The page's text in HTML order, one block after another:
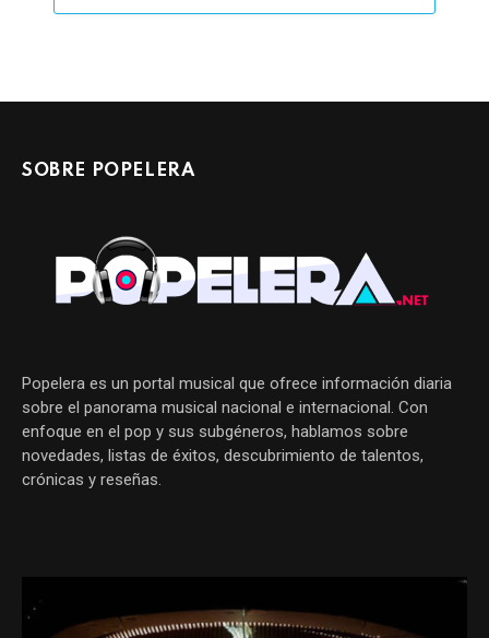
SOBRE POPELERA
Popelera es un portal musical que ofrece información diaria
sobre el panorama musical nacional e internacional. Con
enfoque en el pop y sus subgéneros, hablamos sobre
novedades, listas de éxitos, descubrimiento de talentos,
crónicas y reseñas.